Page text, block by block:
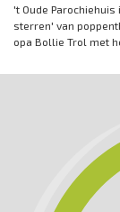
't Oude
sterren' van
opa Bollie Trol met